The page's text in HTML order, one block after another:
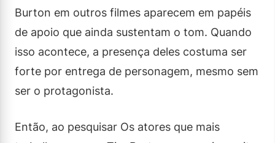
Burton em outros filmes aparecem em papéis
de apoio que ainda sustentam o tom. Quando
isso acontece, a presença deles costuma ser
forte por entrega de personagem, mesmo sem
ser o protagonista.
Então, ao pesquisar Os atores que mais